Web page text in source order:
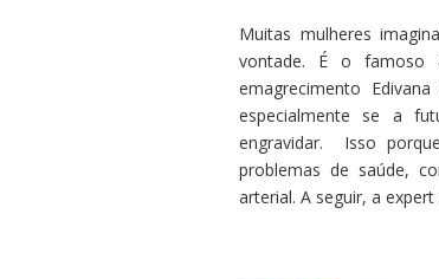
Muitas mulheres
vontade. É o famoso
emagrecimento
especialmente se a
engravidar. Isso
problemas de saúde,
arterial. A seguir, a